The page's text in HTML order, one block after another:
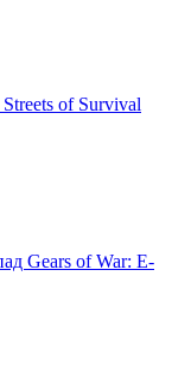
of Survival
Gears of War: E-